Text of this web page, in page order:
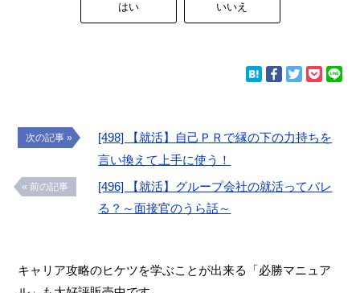
はい いいえ
次の記事 »
[498] 【就活】自己ＰＲで縁の下の力持ちを
言い換えて上手に使う！
« 前の記事
[496] 【就活】グループ会社の就活ってバレ
る？～面接官のうら話～
キャリア攻略のヒケツを学ぶことが出来る「必勝マニュア